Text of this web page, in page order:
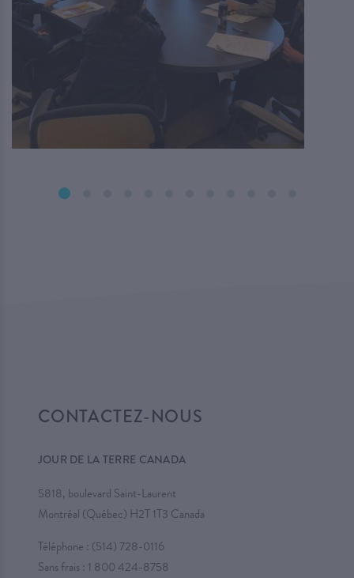
CONTACTEZ-NOUS
JOUR DE LA TERRE CANADA
5818, boulevard Saint-Laurent
Montréal (Québec) H2T 1T3 Canada
Téléphone : (514) 728-0116
Sans frais : 1 800 424-8758